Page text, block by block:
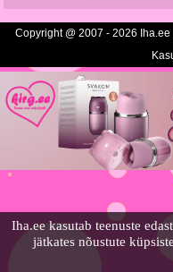
Iha.ee kasutab teenuste
jätkates nõustute
Copyright @ 2007 - 2026 Iha.ee |